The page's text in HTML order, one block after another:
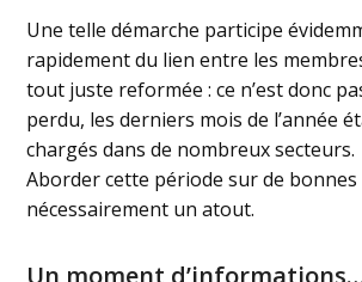
Une telle démarche participe
rapidement du lien entre les
tout juste reformée : ce n’est donc
perdu, les derniers mois de l’année
chargés dans de nombreux secteurs.
Aborder cette période sur de bonnes
nécessairement un atout.